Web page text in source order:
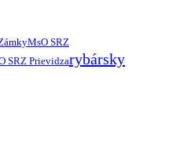
MsO SRZ
SRZ Prievidzarybársky